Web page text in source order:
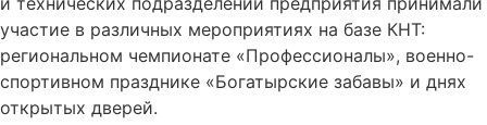
участие в различных мероприятиях на базе КНТ:
региональном чемпионате «Профессионалы», военно-
спортивном празднике «Богатырские забавы» и днях
открытых дверей.